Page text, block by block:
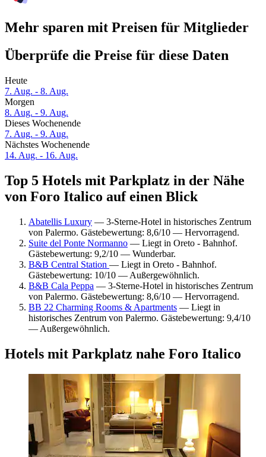
Mehr sparen mit Preisen für Mitglieder
Überprüfe die Preise für diese Daten
Heute
7. Aug. - 8. Aug.
Morgen
8. Aug. - 9. Aug.
Dieses Wochenende
7. Aug. - 9. Aug.
Nächstes Wochenende
14. Aug. - 16. Aug.
Top 5 Hotels mit Parkplatz in der Nähe
von Foro Italico auf einen Blick
Abatellis Luxury — 3-Sterne-Hotel in historisches Zentrum
von Palermo. Gästebewertung: 8,6/10 — Hervorragend.
Suite del Ponte Normanno — Liegt in Oreto - Bahnhof.
Gästebewertung: 9,2/10 — Wunderbar.
B&B Central Station — Liegt in Oreto - Bahnhof.
Gästebewertung: 10/10 — Außergewöhnlich.
B&B Cala Peppa — 3-Sterne-Hotel in historisches Zentrum
von Palermo. Gästebewertung: 8,6/10 — Hervorragend.
BB 22 Charming Rooms & Apartments — Liegt in
historisches Zentrum von Palermo. Gästebewertung: 9,4/10
— Außergewöhnlich.
Hotels mit Parkplatz nahe Foro Italico